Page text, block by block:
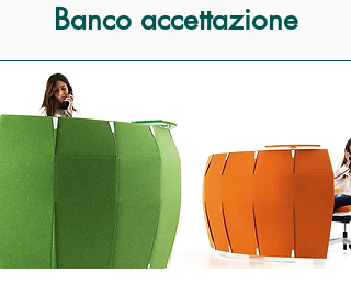
Banco accettazione